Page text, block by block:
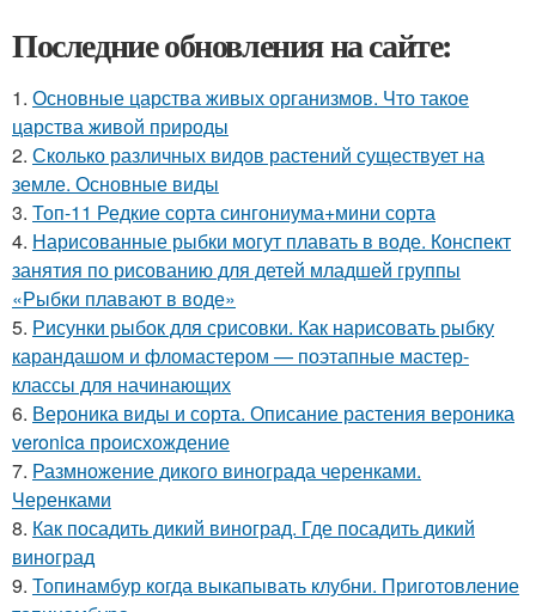
Последние обновления на сайте:
1. Основные царства живых организмов. Что такое
царства живой природы
2. Сколько различных видов растений существует на
земле. Основные виды
3. Топ-11 Редкие сорта сингониума+мини сорта
4. Нарисованные рыбки могут плавать в воде. Конспект
занятия по рисованию для детей младшей группы
«Рыбки плавают в воде»
5. Рисунки рыбок для срисовки. Как нарисовать рыбку
карандашом и фломастером — поэтапные мастер-
классы для начинающих
6. Вероника виды и сорта. Описание растения вероника
veronica происхождение
7. Размножение дикого винограда черенками.
Черенками
8. Как посадить дикий виноград. Где посадить дикий
виноград
9. Топинамбур когда выкапывать клубни. Приготовление